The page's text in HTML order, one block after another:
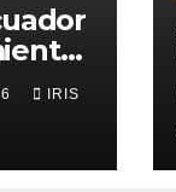
aIRIS